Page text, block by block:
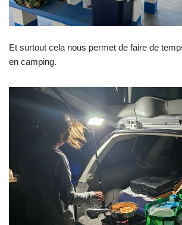
Et surtout cela nous permet de faire de
en camping.